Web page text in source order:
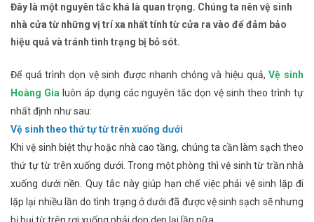
Đây là một nguyên tắc khá là quan trọng. Chúng ta nên vệ sinh
nhà cửa từ những vị trí xa nhất tính từ cửa ra vào để đảm bảo
hiệu quả và tránh tình trạng bị bỏ sót.
Để quá trình dọn vệ sinh được nhanh chóng và hiệu quả,Vệ sinh
Hoàng Gia luôn áp dụng các nguyên tắc dọn vệ sinh theo trình tự
nhất định như sau:
Vệ sinh theo thứ tự từ trên xuống dưới
Khi vệ sinh biệt thự hoặc nhà cao tầng, chúng ta cần làm sạch theo
thứ tự từ trên xuống dưới. Trong một phòng thì vệ sinh từ trần nhà
xuống dưới nền. Quy tắc này giúp hạn chế việc phải vệ sinh lặp đi
lặp lại nhiều lần do tình trạng ở dưới đã được vệ sinh sạch sẽ nhưng